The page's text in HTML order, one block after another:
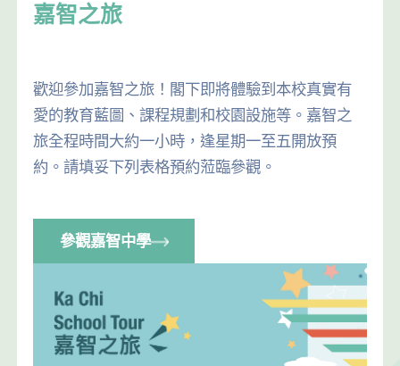
嘉智之旅
歡迎參加嘉智之旅！閣下即將體驗到本校真實有
愛的教育藍圖、課程規劃和校園設施等。嘉智之
旅全程時間大約一小時，逢星期一至五開放預
約。請填妥下列表格預約蒞臨參觀。
參觀嘉智中學